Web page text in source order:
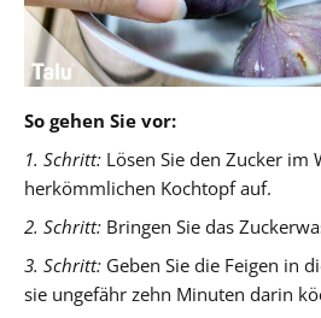
So gehen Sie vor:
1. Schritt: Lösen Sie den Zucker im
herkömmlichen Kochtopf auf.
2. Schritt: Bringen Sie das
3. Schritt: Geben Sie die Feigen in
sie ungefähr zehn Minuten darin